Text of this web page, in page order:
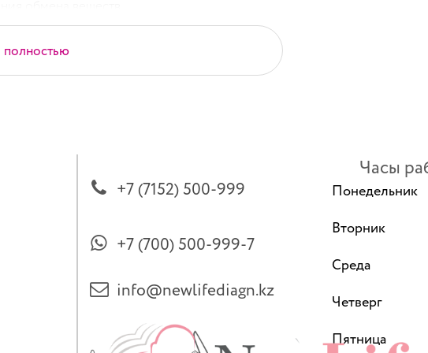
пациенту.
полностью
+7 (7152) 500-999
+7 (700) 500-999-7
info@newlifediagn.kz
Часы
Понедельник
Вторник
Среда
Четверг
Пятница